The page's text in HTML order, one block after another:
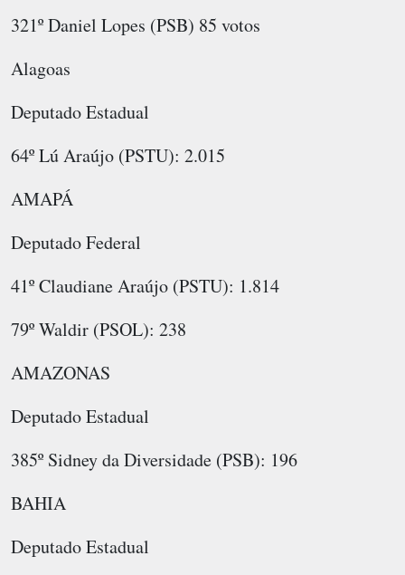
321º Daniel Lopes (PSB) 85 votos
Alagoas
Deputado Estadual
64º Lú Araújo (PSTU): 2.015
AMAPÁ
Deputado Federal
41º Claudiane Araújo (PSTU): 1.814
79º Waldir (PSOL): 238
AMAZONAS
Deputado Estadual
385º Sidney da Diversidade (PSB): 196
BAHIA
Deputado Estadual